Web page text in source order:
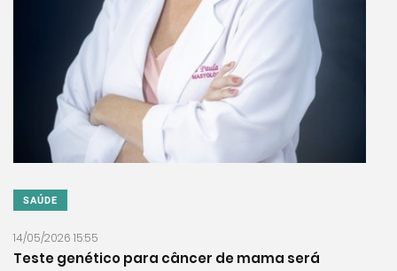
SAÚDE
14/05/2026 15:55
Teste genético para câncer de mama será